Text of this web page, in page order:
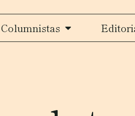
Columnistas